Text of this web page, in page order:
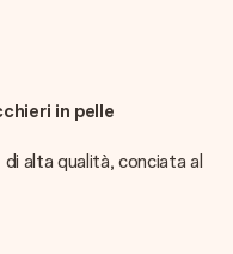
in pelle
alta qualità, conciata al